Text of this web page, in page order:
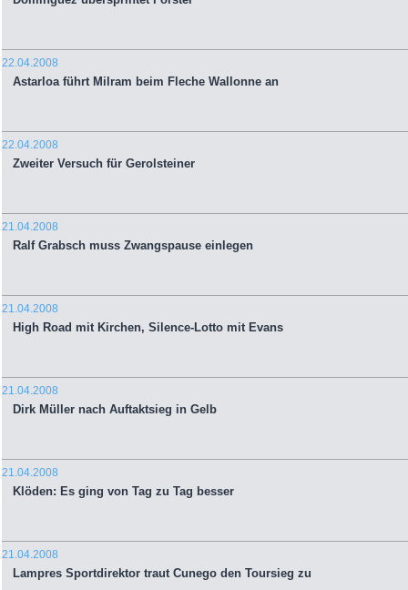
22.04.2008
Astarloa führt Milram beim Fleche Wallonne an
22.04.2008
Zweiter Versuch für Gerolsteiner
21.04.2008
Ralf Grabsch muss Zwangspause einlegen
21.04.2008
High Road mit Kirchen, Silence-Lotto mit Evans
21.04.2008
Dirk Müller nach Auftaktsieg in Gelb
21.04.2008
Klöden: Es ging von Tag zu Tag besser
21.04.2008
Lampres Sportdirektor traut Cunego den Toursieg zu